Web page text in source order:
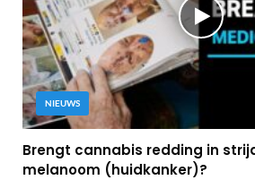
NIEUWS
Brengt cannabis redding in
melanoom (huidkanker)?